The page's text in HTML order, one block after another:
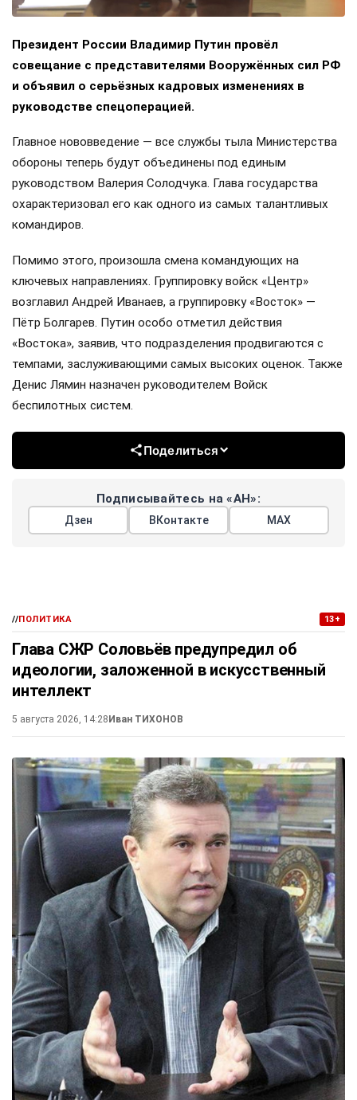
Президент России Владимир Путин провёл
совещание с представителями Вооружённых сил РФ
и объявил о серьёзных кадровых изменениях в
руководстве спецоперацией.
Главное нововведение — все службы тыла Министерства
обороны теперь будут объединены под единым
руководством Валерия Солодчука. Глава государства
охарактеризовал его как одного из самых талантливых
командиров.
Помимо этого, произошла смена командующих на
ключевых направлениях. Группировку войск «Центр»
возглавил Андрей Иванаев, а группировку «Восток» —
Пётр Болгарев. Путин особо отметил действия
«Востока», заявив, что подразделения продвигаются с
темпами, заслуживающими самых высоких оценок. Также
Денис Лямин назначен руководителем Войск
беспилотных систем.
Поделиться
Подписывайтесь на «АН»:
Дзен ВКонтакте МАХ
//ПОЛИТИКА 13+
Глава СЖР Соловьёв предупредил об
идеологии, заложенной в искусственный
интеллект
5 августа 2026, 14:28Иван ТИХОНОВ